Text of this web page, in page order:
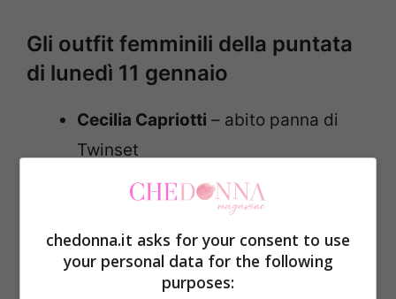
Gli outfit femminili della puntata
di lunedì 11 gennaio
Cecilia Capriotti – abito panna di
Twinset
Elisabetta Gregoraci – Abito
Elisabetta Franchi da 459 euro,
orecchini Dior da 390 euro e stivali
Jimmy Choo
chedonna.it asks for your consent to use
your personal data for the following
purposes: